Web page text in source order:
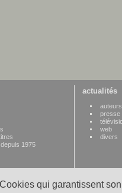
qui garantissent
1975
actualités
auteurs
presse
web
divers